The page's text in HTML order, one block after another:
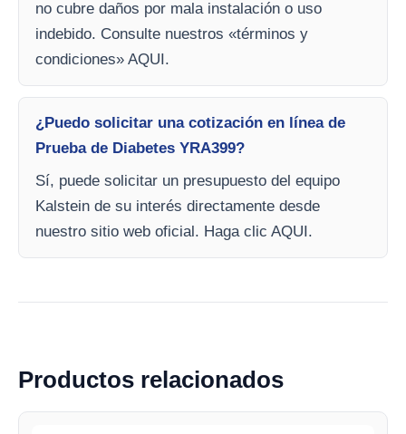
no cubre daños por mala instalación o uso
indebido. Consulte nuestros «términos y
condiciones» AQUI.
¿Puedo solicitar una cotización en línea de
Prueba de Diabetes YRA399?
Sí, puede solicitar un presupuesto del equipo
Kalstein de su interés directamente desde
nuestro sitio web oficial. Haga clic AQUI.
Productos relacionados